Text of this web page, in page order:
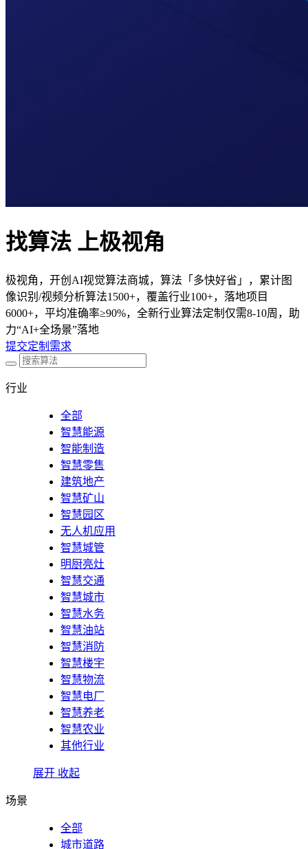
找算法 上极视角
极视角，开创AI视觉算法商城，算法「多快好省」，累计图
像识别/视频分析算法1500+，覆盖行业100+，落地项目
6000+，平均准确率≥90%，全新行业算法定制仅需8-10周，助
力“AI+全场景”落地
提交定制需求
行业
全部
智慧能源
智能制造
智慧零售
建筑地产
智慧矿山
智慧园区
无人机应用
智慧城管
明厨亮灶
智慧交通
智慧城市
智慧水务
智慧油站
智慧消防
智慧楼宇
智慧物流
智慧电厂
智慧养老
智慧农业
其他行业
展开 收起
场景
全部
城市道路